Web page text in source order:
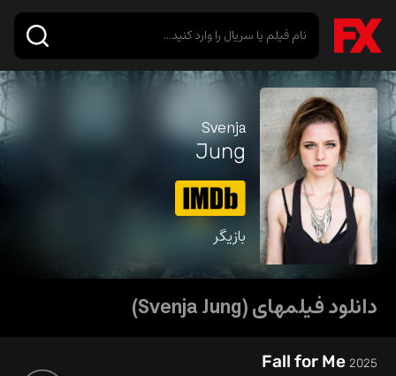
Svenja
Jung
بازیگر
دانلود فیلمهای (Svenja Jung)
Fall for Me2025